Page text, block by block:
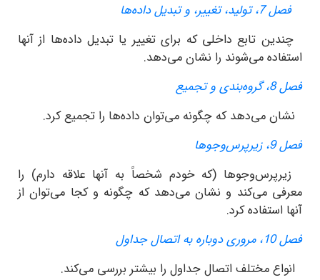
تابع داخلی که برای تغییر یا تبدیل داده‌ها از آنها
می‌شوند را نشان می‌دهد.
می‌دهد که چگونه می‌توان داده‌ها را تجمیع کرد.
(که خودم شخصاً به آنها علاقه دارم) را
می‌کند و نشان می‌دهد که چگونه و کجا می‌توان از
کرد.
مختلف اتصال جداول را بیشتر بررسی می‌کند.